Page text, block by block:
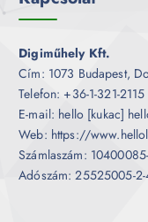
Digiműhely Kft.
Cím: 1073 Budapest,
Telefon: +36-1-321-2115
E-mail: hello [kukac]
Web: https://
Számlaszám:
Adószám: 25525005-